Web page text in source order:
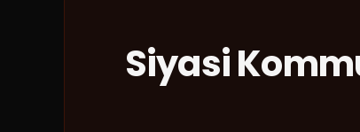
Siyasi